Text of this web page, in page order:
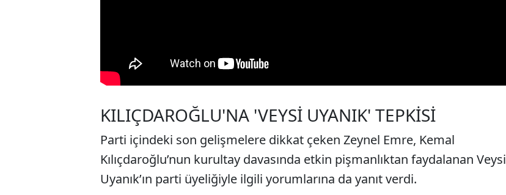
KILIÇDAROĞLU'NA 'VEYSİ UYANIK' TEPKİSİ
Parti içindeki son gelişmelere dikkat çeken Zeynel Emre, Kemal
Kılıçdaroğlu’nun kurultay davasında etkin pişmanlıktan faydalanan Veysi
Uyanık’ın parti üyeliğiyle ilgili yorumlarına da yanıt verdi.